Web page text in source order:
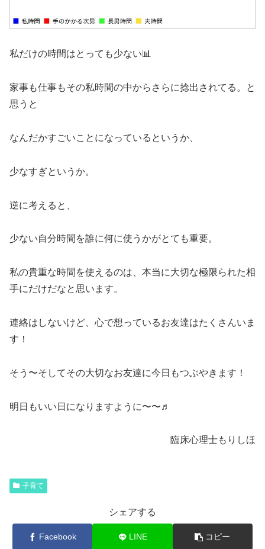
私だけの時間はとっても少ない📊
家事も仕事もその私時間の中からさらに捻出されてる。と
思うと
なんだかすごいことになっているというか、
少なすぎというか。
逆に考えると、
少ない自分時間を誰に何に使うかがとても重要。
私の貴重な時間を使えるのは、本当に大切な極限られた相
手にだけだなと思います。
連絡はしないけど、心で想っているお友達はたくさんいま
す！
そう〜そしてその大切なお友達に今日もつぶやきます！
明日もいい日になりますように〜〜♬
臨床心理士もりしほ
子育て
シェアする
Facebook LINE コピー